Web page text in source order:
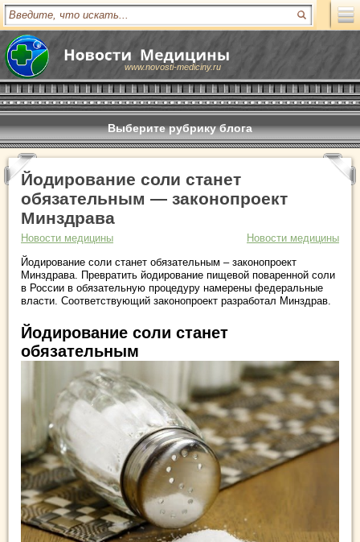
www.novosti-mediciny.ru
Выберите рубрику блога
Йодирование соли станет
обязательным — законопроект
Минздрава
Новости медицины
Новости медицины
Йодирование соли станет обязательным – законопроект
Минздрава. Превратить йодирование пищевой поваренной соли
в России в обязательную процедуру намерены федеральные
власти. Соответствующий законопроект разработал Минздрав.
Йодирование соли станет
обязательным